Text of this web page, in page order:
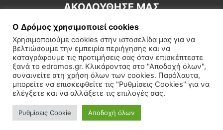
ΑΚΟΛΟΥΘΗΣΕ ΜΑΣ
Εγγραφή συνδρομητή Πολιτική Διεθνή Κοινωνία
Πολιτισμός Αφιερώματα
© Δρόμος της Αριστεράς
Ο Δρόμος χρησιμοποιεί cookies
Χρησιμοποιούμε cookies στην ιστοσελίδα μας για να
βελτιώσουμε την εμπειρία περιήγησης και να
καταγράφουμε τις προτιμήσεις σας όταν επισκέπτεστε
ξανά το edromos.gr. Κλικάροντας στο "Αποδοχή όλων",
συναινείτε στη χρήση όλων των cookies. Παρόλαυτα,
μπορείτε να επισκεφθείτε τις "Ρυθμίσεις Cookies" για να
ελέγξετε και να αλλάξετε τις επιλογές σας.
Ρυθμίσεις Cookie Αποδοχή όλων